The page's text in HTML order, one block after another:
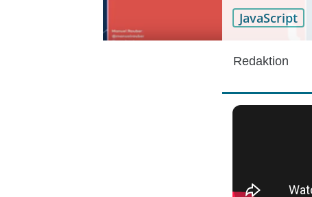
JavaScript
Redaktion